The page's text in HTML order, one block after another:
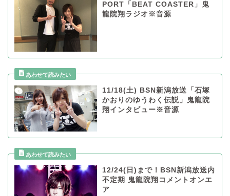
PORT「BEAT COASTER」鬼
龍院翔ラジオ※音源
11/18(土) BSN新潟放送「石塚
かおりのゆうわく伝説」鬼龍院
翔インタビュー※音源
12/24(日)まで！BSN新潟放送内
不定期 鬼龍院翔コメントオンエ
ア